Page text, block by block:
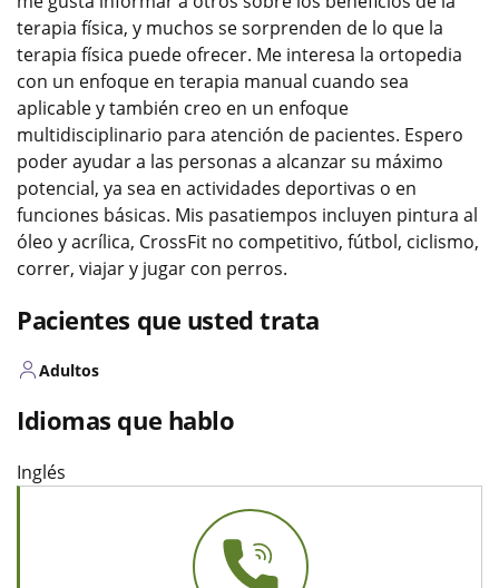
terapia física, y muchos se sorprenden de lo que la
terapia física puede ofrecer. Me interesa la ortopedia
con un enfoque en terapia manual cuando sea
aplicable y también creo en un enfoque
multidisciplinario para atención de pacientes. Espero
poder ayudar a las personas a alcanzar su máximo
potencial, ya sea en actividades deportivas o en
funciones básicas. Mis pasatiempos incluyen pintura al
óleo y acrílica, CrossFit no competitivo, fútbol, ciclismo,
correr, viajar y jugar con perros.
Pacientes que usted trata
Adultos
Idiomas que hablo
Inglés